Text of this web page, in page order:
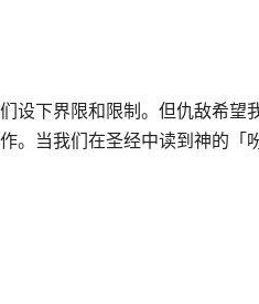
设下界限和限制。但仇敌希望
。当我们在圣经中读到神的「